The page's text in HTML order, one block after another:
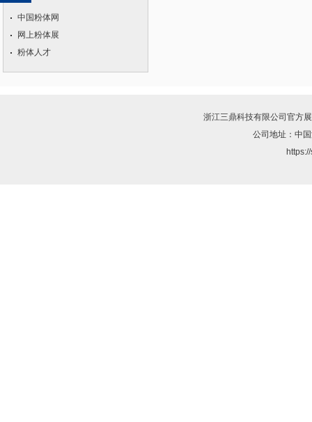
中国粉体网
网上粉体展
粉体人才
浙江三鼎科技有限公司 官方
公司地址：中